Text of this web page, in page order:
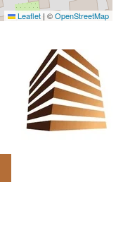
Leaflet | ©OpenStreetMap